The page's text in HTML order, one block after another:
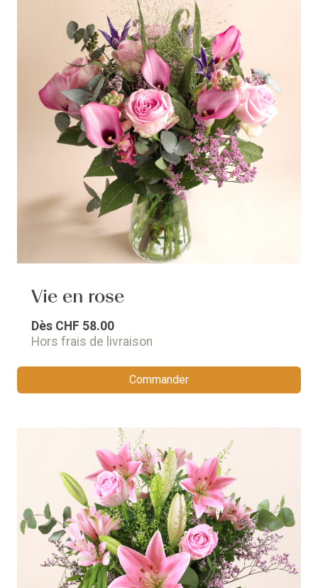
Vie en rose
Dès CHF 58.00
Hors frais de livraison
Commander